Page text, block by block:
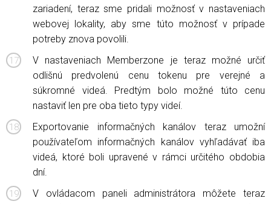
zariadení, teraz sme pridali možnosť v nastaveniach
webovej lokality, aby sme túto možnosť v prípade
potreby znova povolili.
V nastaveniach Memberzone je teraz možné určiť
odlišnú predvolenú cenu tokenu pre verejné a
súkromné ​​videá. Predtým bolo možné túto cenu
nastaviť len pre oba tieto typy videí.
Exportovanie informačných kanálov teraz umožní
používateľom informačných kanálov vyhľadávať iba
videá, ktoré boli upravené v rámci určitého obdobia
dní.
V ovládacom paneli administrátora môžete teraz